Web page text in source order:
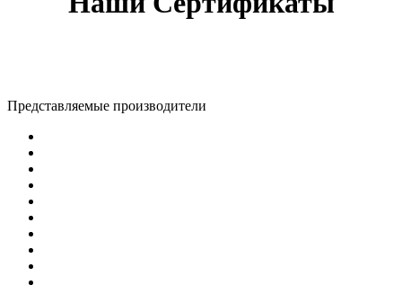
Представляемые производители